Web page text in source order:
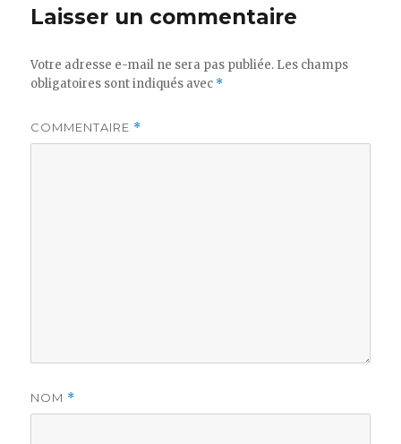
Laisser un commentaire
Votre adresse e-mail ne sera pas publiée. Les champs
obligatoires sont indiqués avec *
COMMENTAIRE *
NOM *